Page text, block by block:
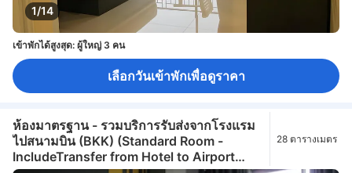
1/14
เข้าพักได้สูงสุด: ผู้ใหญ่ 3 คน
เลือกวันเข้าพักเพื่อดูราคา
ห้องมาตรฐาน - รวมบริการรับส่งจากโรงแรม
ไปสนามบิน (BKK) (Standard Room -
IncludeTransfer from Hotel to Airport
28 ตารางเมตร